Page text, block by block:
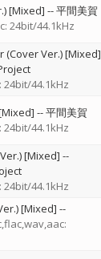
[Mixed] --平間美賀
24bit/44.1kHz
(Cover Ver.) [Mixed]
44.1kHz
--平間美賀
44.1kHz
[Mixed] --
44.1kHz
[Mixed] --